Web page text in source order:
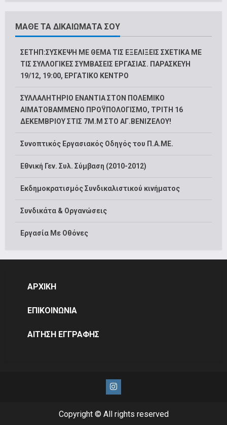
ΜΑΘΕ ΤΑ ΔΙΚΑΙΩΜΑΤΑ ΣΟΥ
ΣΕΤΗΠ:ΣΥΣΚΕΨΗ ΜΕ ΘΕΜΑ ΤΙΣ ΕΞΕΛΙΞΕΙΣ ΣΧΕΤΙΚΑ ΜΕ
ΤΙΣ ΣΥΛΛΟΓΙΚΕΣ ΣΥΜΒΑΣΕΙΣ ΕΡΓΑΣΙΑΣ. ΠΑΡΑΣΚΕΥΗ
19/12, 19:00, ΕΡΓΑΤΙΚΟ ΚΕΝΤΡΟ
ΣΥΛΛΑΛΗΤΗΡΙΟ ΕΝΑΝΤΙΑ ΣΤΟΝ ΠΟΛΕΜΙΚΟ
ΑΙΜΑΤΟΒΑΜΜΕΝΟ ΠΡΟΫΠΟΛΟΓΙΣΜΟ, ΤΡΙΤΗ 16
ΔΕΚΕΜΒΡΙΟΥ ΣΤΙΣ 7Μ.Μ ΣΤΟ ΑΓ.ΒΕΝΙΖΕΛΟΥ!
Συνοπτικός Εργασιακός Οδηγός του Π.Α.ΜΕ.
Εθνική Γεν. Συλ. Σύμβαση (2010-2012)
Εκδημοκρατισμός Συνδικαλιστικού κινήματος
Συνδικάτα & Οργανώσεις
Εργασία Με Οθόνες
ΑΡΧΙΚΗ
ΕΠΙΚΟΙΝΩΝΙΑ
ΑΙΤΗΣΗ ΕΓΓΡΑΦΗΣ
Instagram
Copyright © All rights reserved